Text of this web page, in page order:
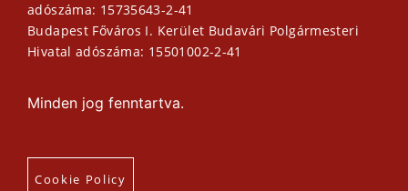
adószáma: 15735643-2-41
Budapest Főváros I. Kerület Budavári Polgármesteri
Hivatal adószáma: 15501002-2-41
Minden jog fenntartva.
Cookie Policy